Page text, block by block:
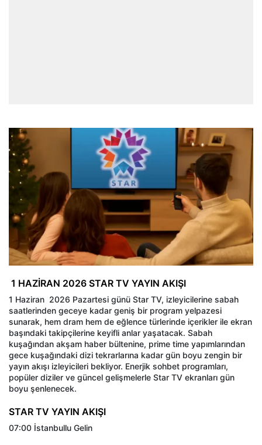
1 HAZİRAN 2026 STAR TV YAYIN AKIŞI
1 Haziran 2026 Pazartesi günü Star TV, izleyicilerine sabah
saatlerinden geceye kadar geniş bir program yelpazesi
sunarak, hem dram hem de eğlence türlerinde içerikler ile ekran
başındaki takipçilerine keyifli anlar yaşatacak. Sabah
kuşağından akşam haber bültenine, prime time yapımlarından
gece kuşağındaki dizi tekrarlarına kadar gün boyu zengin bir
yayın akışı izleyicileri bekliyor. Enerjik sohbet programları,
popüler diziler ve güncel gelişmelerle Star TV ekranları gün
boyu şenlenecek.
STAR TV YAYIN AKIŞI
07:00 İstanbullu Gelin